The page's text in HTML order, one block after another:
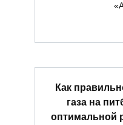
Как
газа на
оптимальной